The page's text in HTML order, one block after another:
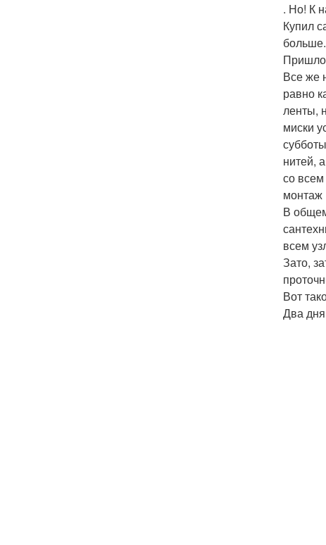
. Но! К
Купил
Все же
равно
ленты,
миски
нитей,
со
В
всем
Зато,
Вот
Два